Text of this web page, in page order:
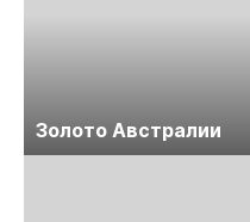
Золото Австралии